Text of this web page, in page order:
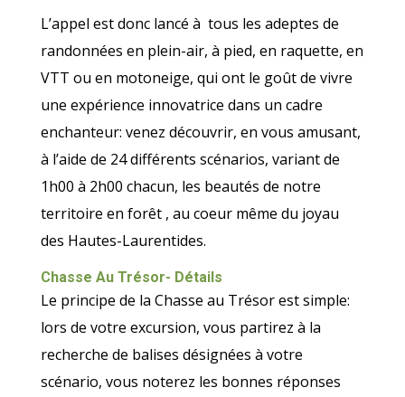
L’appel est donc lancé à tous les adeptes de
randonnées en plein-air, à pied, en raquette, en
VTT ou en motoneige, qui ont le goût de vivre
une expérience innovatrice dans un cadre
enchanteur: venez découvrir, en vous amusant,
à l’aide de 24 différents scénarios, variant de
1h00 à 2h00 chacun, les beautés de notre
territoire en forêt , au coeur même du joyau
des Hautes-Laurentides.
Chasse Au Trésor- Détails
Le principe de la Chasse au Trésor est simple:
lors de votre excursion, vous partirez à la
recherche de balises désignées à votre
scénario, vous noterez les bonnes réponses